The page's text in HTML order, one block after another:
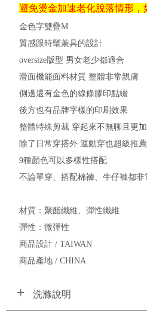
避免燙金加速老化脫落情形，
金色字雙疊M
質感跟時髦兼具的設計
oversize版型 男女老少都適合
滑面機能面料材質 整體非常親膚
側邊還有金色的線條膠印點綴
後方也有品牌字樣的印刷效果
整體特殊剪裁 穿起來不無聊且更
除了日常穿搭外 運動穿也超級推薦
9種顏色可以多樣性搭配
不論單穿、搭配棉褲、牛仔褲都非
材質：聚酯纖維、彈性纖維
彈性：微彈性
商品設計 / TAIWAN
商品產地 / CHINA
洗滌說明